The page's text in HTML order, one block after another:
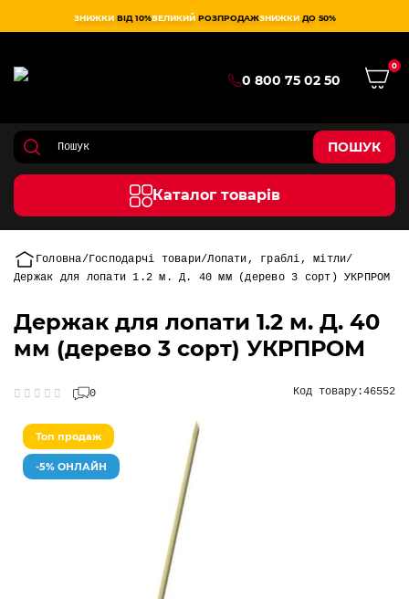
ЗНИЖКИ ВІД 10%ВЕЛИКИЙ РОЗПРОДАЖЗНИЖКИ ДО 50%
0 800 75 02 50
0
ПОШУК
Каталог товарів
Головна Господарчі товари Лопати, граблі, мітли
Держак для лопати 1.2 м. Д. 40 мм (дерево 3 сорт) УКРПРОМ
Держак для лопати 1.2 м. Д. 40
мм (дерево 3 сорт) УКРПРОМ
0 Код товару:46552
Топ продаж
-5% ОНЛАЙН